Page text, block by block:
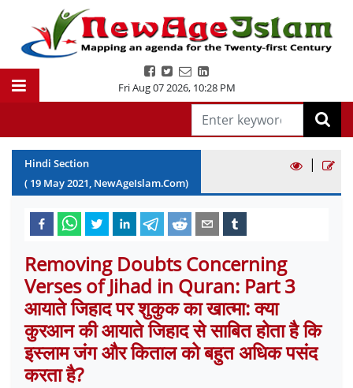
Fri Aug 07 2026, 10:28 PM
Hindi Section
( 19 May2021, NewAgeIslam.Com)
|
Removing Doubts Concerning
Verses of Jihad in Quran: Part 3
आयाते जिहाद पर शुकुक का खात्मा: क्या
कुरआन की आयाते जिहाद से साबित होता है कि
इस्लाम जंग और किताल को बहुत अधिक पसंद
करता है?